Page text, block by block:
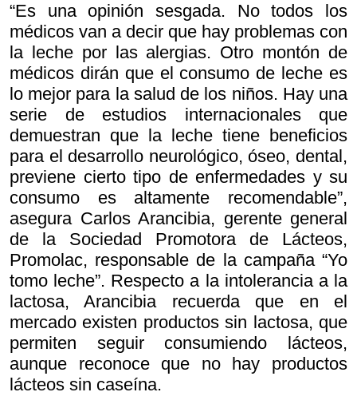
“Es una opinión sesgada. No todos los
médicos van a decir que hay problemas con
la leche por las alergias. Otro montón de
médicos dirán que el consumo de leche es
lo mejor para la salud de los niños. Hay una
serie de estudios internacionales que
demuestran que la leche tiene beneficios
para el desarrollo neurológico, óseo, dental,
previene cierto tipo de enfermedades y su
consumo es altamente recomendable”,
asegura Carlos Arancibia, gerente general
de la Sociedad Promotora de Lácteos,
Promolac, responsable de la campaña “Yo
tomo leche”. Respecto a la intolerancia a la
lactosa, Arancibia recuerda que en el
mercado existen productos sin lactosa, que
permiten seguir consumiendo lácteos,
aunque reconoce que no hay productos
lácteos sin caseína.